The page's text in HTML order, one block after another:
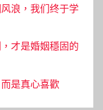
浪，我们终于学
才是婚姻穩固的
是真心喜歡